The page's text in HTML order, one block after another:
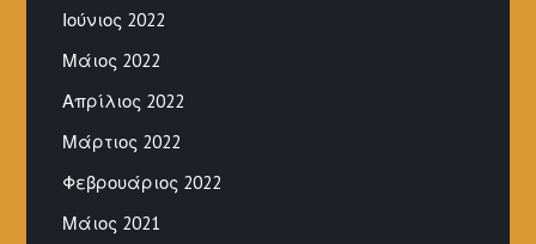
Ιούνιος 2022
Μάιος 2022
Απρίλιος 2022
Μάρτιος 2022
Φεβρουάριος 2022
Μάιος 2021